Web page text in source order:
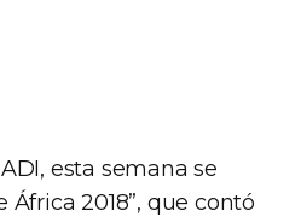
esta semana se
África 2018”, que contó